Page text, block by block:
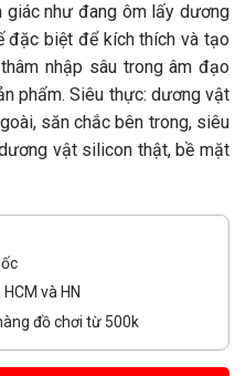
như đang ôm lấy dương
đặc biệt để kích thích và tạo
nhập sâu trong âm đạo
phẩm. Siêu thực: dương vật
săn chắc bên trong, siêu
vật silicon thật, bề mặt
và HN
đồ chơi từ 500k